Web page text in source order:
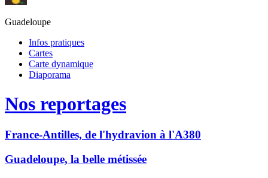
Guadeloupe
Infos pratiques
Cartes
Carte dynamique
Diaporama
Nos reportages
France-Antilles, de l'hydravion à l'A380
Guadeloupe, la belle métissée